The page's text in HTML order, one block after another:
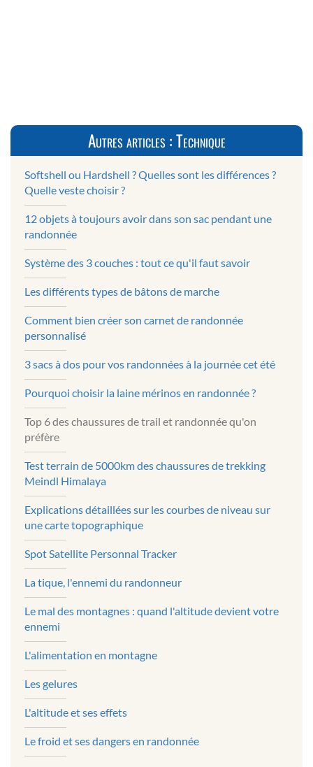
Autres articles : Technique
Softshell ou Hardshell ? Quelles sont les différences ?
Quelle veste choisir ?
12 objets à toujours avoir dans son sac pendant une
randonnée
Système des 3 couches : tout ce qu'il faut savoir
Les différents types de bâtons de marche
Comment bien créer son carnet de randonnée
personnalisé
3 sacs à dos pour vos randonnées à la journée cet été
Pourquoi choisir la laine mérinos en randonnée ?
Top 6 des chaussures de trail et randonnée qu'on
préfère
Test terrain de 5000km des chaussures de trekking
Meindl Himalaya
Explications détaillées sur les courbes de niveau sur
une carte topographique
Spot Satellite Personnal Tracker
La tique, l'ennemi du randonneur
Le mal des montagnes : quand l'altitude devient votre
ennemi
L'alimentation en montagne
Les gelures
L'altitude et ses effets
Le froid et ses dangers en randonnée